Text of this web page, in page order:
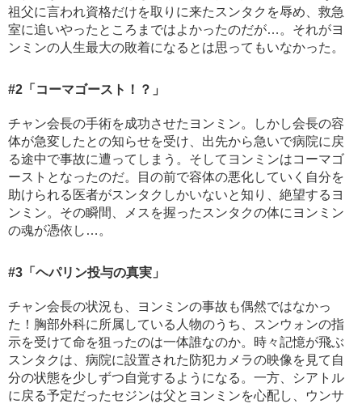
祖父に言われ資格だけを取りに来たスンタクを辱め、救急
室に追いやったところまではよかったのだが…。それがヨ
ンミンの人生最大の敗着になるとは思ってもいなかった。
#2 「コーマゴースト！？」
チャン会長の手術を成功させたヨンミン。しかし会長の容
体が急変したとの知らせを受け、出先から急いで病院に戻
る途中で事故に遭ってしまう。そしてヨンミンはコーマゴ
ーストとなったのだ。目の前で容体の悪化していく自分を
助けられる医者がスンタクしかいないと知り、絶望するヨ
ンミン。その瞬間、メスを握ったスンタクの体にヨンミン
の魂が憑依し…。
#3 「ヘパリン投与の真実」
チャン会長の状況も、ヨンミンの事故も偶然ではなかっ
た！胸部外科に所属している人物のうち、スンウォンの指
示を受けて命を狙ったのは一体誰なのか。時々記憶が飛ぶ
スンタクは、病院に設置された防犯カメラの映像を見て自
分の状態を少しずつ自覚するようになる。一方、シアトル
に戻る予定だったセジンは父とヨンミンを心配し、ウンサ